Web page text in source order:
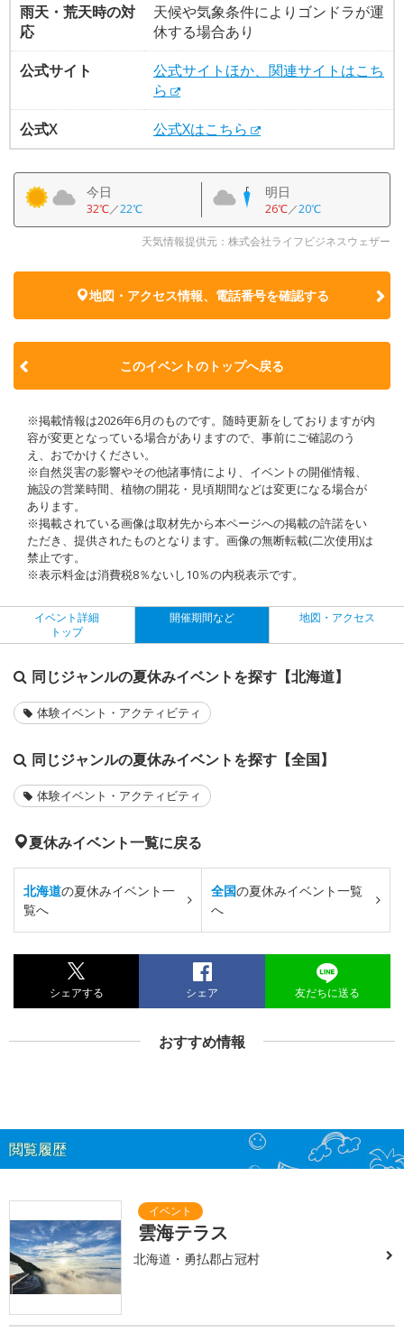
雨天・荒天時の対
応
天候や気象条件によりゴンドラが運
休する場合あり
公式サイト
公式サイトほか、関連サイトはこち
ら
公式X
公式Xはこちら
今日
32℃／22℃
明日
26℃／20℃
天気情報提供元：株式会社ライフビジネスウェザー
地図・アクセス情報、電話番号を確認する
このイベントのトップへ戻る
※掲載情報は2026年6月のものです。随時更新をしておりますが内
容が変更となっている場合がありますので、事前にご確認のう
え、おでかけください。
※自然災害の影響やその他諸事情により、イベントの開催情報、
施設の営業時間、植物の開花・見頃期間などは変更になる場合が
あります。
※掲載されている画像は取材先から本ページへの掲載の許諾をい
ただき、提供されたものとなります。画像の無断転載(二次使用)は
禁止です。
※表示料金は消費税8％ないし10％の内税表示です。
イベント詳細
トップ
開催期間など 地図・アクセス
同じジャンルの夏休みイベントを探す【北海道】
体験イベント・アクティビティ
同じジャンルの夏休みイベントを探す【全国】
体験イベント・アクティビティ
夏休みイベント一覧に戻る
北海道の夏休みイベント一
覧へ
全国の夏休みイベント一覧
へ
シェアする シェア 友だちに送る
おすすめ情報
閲覧履歴
雲海テラス
北海道・勇払郡占冠村